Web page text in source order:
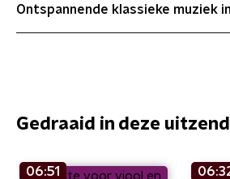
Ontspannende klassieke muziek
Gedraaid in deze
06:51